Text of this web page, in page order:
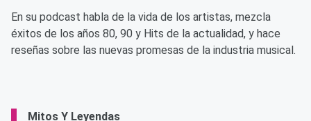
En su podcast habla de la vida de los artistas, mezcla
éxitos de los años 80, 90 y Hits de la actualidad, y hace
reseñas sobre las nuevas promesas de la industria musical.
Mitos Y Leyendas